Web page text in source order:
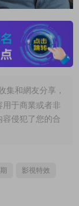
集和網友分享，
于商業或者非
侵犯了您的合
影視特效